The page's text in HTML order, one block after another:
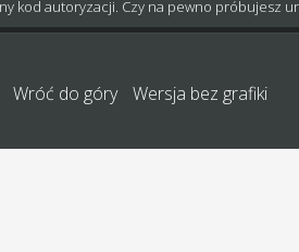
kod autoryzacji. Czy na pewno próbujesz
Wróć do góry Wersja bez grafiki